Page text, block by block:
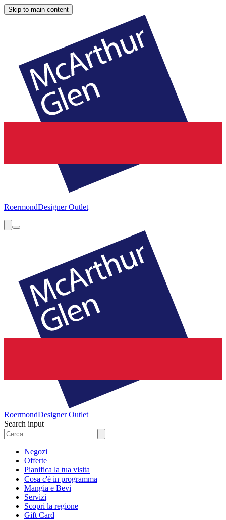
Skip to main content
RoermondDesigner Outlet
RoermondDesigner Outlet
Search input
Negozi
Offerte
Pianifica la tua visita
Cosa c'è in programma
Mangia e Bevi
Servizi
Scopri la regione
Gift Card